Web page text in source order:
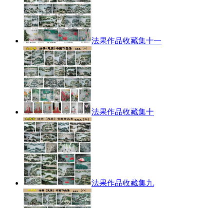
法果作品收藏集十一
法果作品收藏集十
法果作品收藏集九